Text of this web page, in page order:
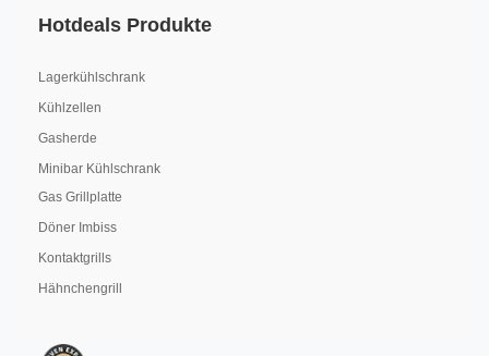
Hotdeals Produkte
Lagerkühlschrank
Kühlzellen
Gasherde
Minibar Kühlschrank
Gas Grillplatte
Döner Imbiss
Kontaktgrills
Hähnchengrill